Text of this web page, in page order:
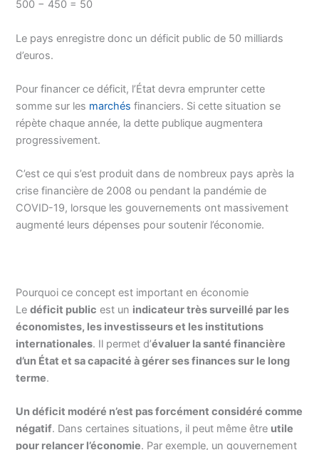
500 − 450 = 50
Le pays enregistre donc un déficit public de 50 milliards
d’euros.
Pour financer ce déficit, l’État devra emprunter cette
somme sur les marchés financiers. Si cette situation se
répète chaque année, la dette publique augmentera
progressivement.
C’est ce qui s’est produit dans de nombreux pays après la
crise financière de 2008 ou pendant la pandémie de
COVID-19, lorsque les gouvernements ont massivement
augmenté leurs dépenses pour soutenir l’économie.
Pourquoi ce concept est important en économie
Ledéficit public est un indicateur très surveillé par les
économistes, les investisseurs et les institutions
internationales. Il permet d’évaluer la santé financière
d’un État et sa capacité à gérer ses finances sur le long
terme.
Un déficit modéré n’est pas forcément considéré comme
négatif. Dans certaines situations, il peut même être utile
pour relancer l’économie. Par exemple, un gouvernement